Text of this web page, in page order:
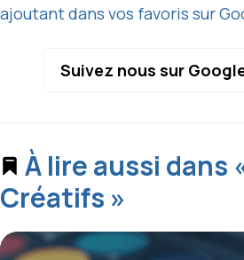
ajoutant dans vos favoris sur
Suivez nous sur
À lire aussi dans
Créatifs »